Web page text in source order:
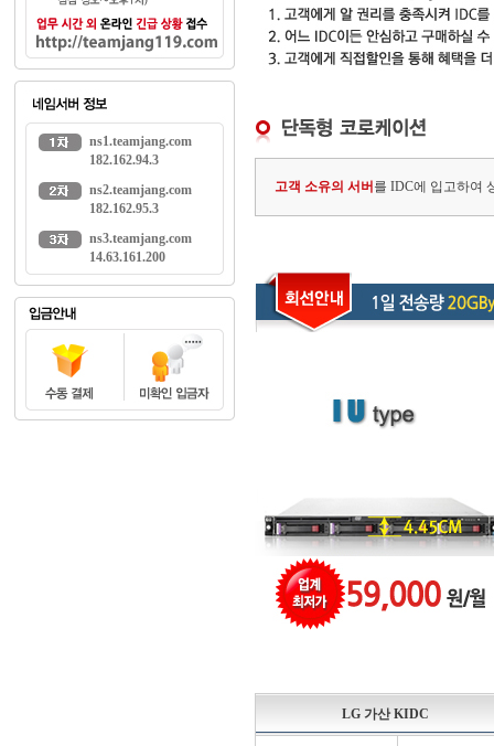
ns1.teamjang.com
182.162.94.3
ns2.teamjang.com
182.162.95.3
ns3.teamjang.com
14.63.161.200
고객 소유의 서버 를 IDC에 입고하여
LG 가산 KIDC